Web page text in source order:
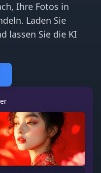
Ihre Fotos in
Laden Sie
lassen Sie die KI